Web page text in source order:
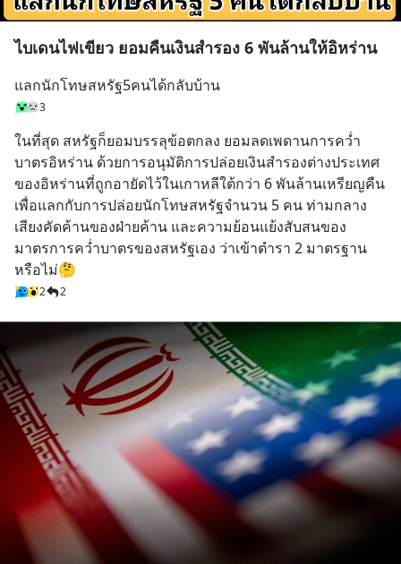
ไบเดนไฟเขียว ยอมคืนเงินสำรอง 6 พันล้านให้อิหร่าน
แลกนักโทษสหรัฐ5คนได้กลับบ้าน
3
ในที่สุด สหรัฐก็ยอมบรรลุข้อตกลง ยอมลดเพดานการคว่ำ
บาตรอิหร่าน ด้วยการอนุมัติการปล่อยเงินสำรองต่างประเทศ
ของอิหร่านที่ถูกอายัดไว้ในเกาหลีใต้กว่า 6 พันล้านเหรียญคืน
เพื่อแลกกับการปล่อยนักโทษสหรัฐจำนวน 5 คน ท่ามกลาง
เสียงคัดค้านของฝ่ายค้าน และความย้อนแย้งสับสนของ
มาตรการคว่ำบาตรของสหรัฐเอง ว่าเข้าตำรา 2 มาตรฐาน
หรือไม่🤔
2 2